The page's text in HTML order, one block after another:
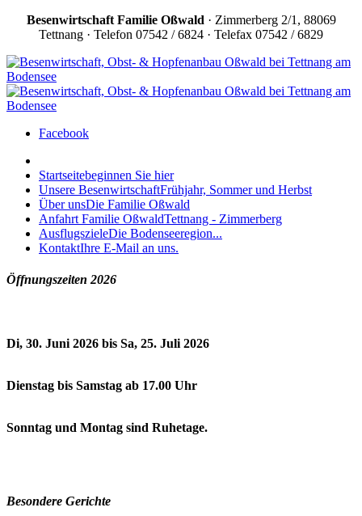
Besenwirtschaft Familie Oßwald · Zimmerberg 2/1, 88069
Tettnang · Telefon 07542 / 6824 · Telefax 07542 / 6829
Facebook
Startseitebeginnen Sie hier
Unsere BesenwirtschaftFrühjahr, Sommer und Herbst
Über unsDie Familie Oßwald
Anfahrt Familie OßwaldTettnang - Zimmerberg
AusflugszieleDie Bodenseeregion...
KontaktIhre E-Mail an uns.
Öffnungszeiten 2026
Di, 30. Juni 2026 bis Sa, 25. Juli 2026
Dienstag bis Samstag ab 17.00 Uhr
Sonntag und Montag sind Ruhetage.
Besondere Gerichte